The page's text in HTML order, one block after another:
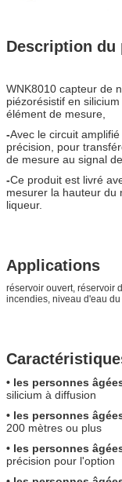
Description du
WNK8010 capteur de
piézorésistif en
élément de mesure,
-Avec le circuit
précision, pour
de mesure au signal
-Ce produit est livré
mesurer la hauteur du
liqueur.
Applications
réservoir ouvert, réservoir
incendies, niveau d'eau
• les personnes
silicium à diffusion
• les personnes
200 mètres ou plus
• les personnes
précision pour l'option